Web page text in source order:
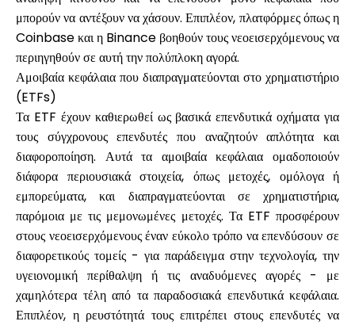
μπορούν να αντέξουν να χάσουν. Επιπλέον, πλατφόρμες όπως η
Coinbase και η Binance βοηθούν τους νεοεισερχόμενους να
περιηγηθούν σε αυτή την πολύπλοκη αγορά.
Αμοιβαία κεφάλαια που διαπραγματεύονται στο χρηματιστήριο
(ETFs)
Τα ETF έχουν καθιερωθεί ως βασικά επενδυτικά οχήματα για
τους σύγχρονους επενδυτές που αναζητούν απλότητα και
διαφοροποίηση. Αυτά τα αμοιβαία κεφάλαια ομαδοποιούν
διάφορα περιουσιακά στοιχεία, όπως μετοχές, ομόλογα ή
εμπορεύματα, και διαπραγματεύονται σε χρηματιστήρια,
παρόμοια με τις μεμονωμένες μετοχές. Τα ETF προσφέρουν
στους νεοεισερχόμενους έναν εύκολο τρόπο να επενδύσουν σε
διαφορετικούς τομείς - για παράδειγμα στην τεχνολογία, την
υγειονομική περίθαλψη ή τις αναδυόμενες αγορές - με
χαμηλότερα τέλη από τα παραδοσιακά επενδυτικά κεφάλαια.
Επιπλέον, η ρευστότητά τους επιτρέπει στους επενδυτές να